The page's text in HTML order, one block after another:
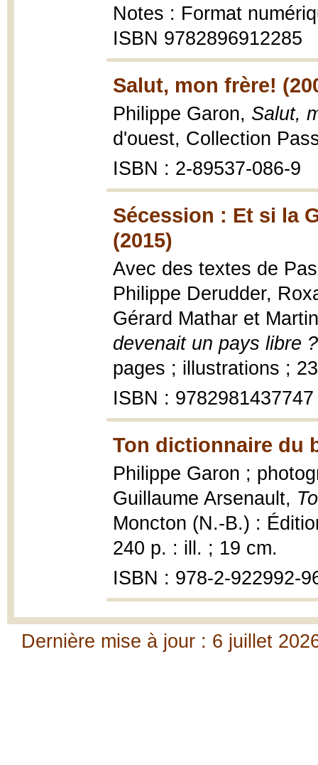
Notes : Format
ISBN 9782896912285
Salut, mon frère!
Philippe Garon, Salut,
d'ouest, Collection
ISBN : 2-89537-086-9
Sécession : Et si la
(2015)
Avec des textes de
Philippe Derudder,
Gérard Mathar et
devenait un pays libre ?
pages ; illustrations ;
ISBN : 9782981437747
Ton dictionnaire du
Philippe Garon ;
Guillaume Arsenault,
Moncton (N.-B.) :
240 p. : ill. ; 19 cm.
ISBN : 978-2-922992-
Dernière mise à jour : 6 juillet